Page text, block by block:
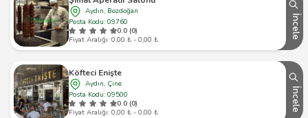
Aydın, Bozdoğan
Posta Kodu: 09760
0.0 (0)
Fiyat Aralığı: 0,00 ₺ - 0,00 ₺
İncele
Köfteci Enişte
Aydın, Çine
Posta Kodu: 09500
0.0 (0)
Fiyat Aralığı: 0,00 ₺ - 0,00 ₺
İncele